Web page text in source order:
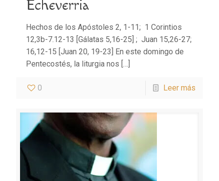
Echeverria
Hechos de los Apóstoles 2, 1-11; 1 Corintios
12,3b-7.12-13 [Gálatas 5,16-25] ; Juan 15,26-27;
16,12-15 [Juan 20, 19-23] En este domingo de
Pentecostés, la liturgia nos […]
0 Leer más